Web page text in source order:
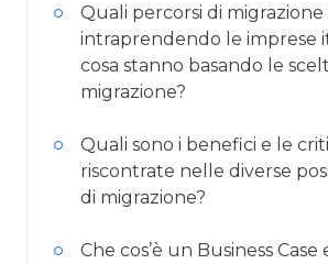
Quali percorsi di migrazione
intraprendendo le imprese
cosa stanno basando le
migrazione?
Quali sono i benefici e le
riscontrate nelle diverse
di migrazione?
Che cos’è un Business Case